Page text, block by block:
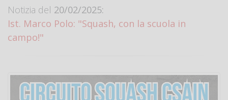
Notizia del 20/02/2025:
Ist. Marco Polo: "Squash, con la scuola in
campo!"